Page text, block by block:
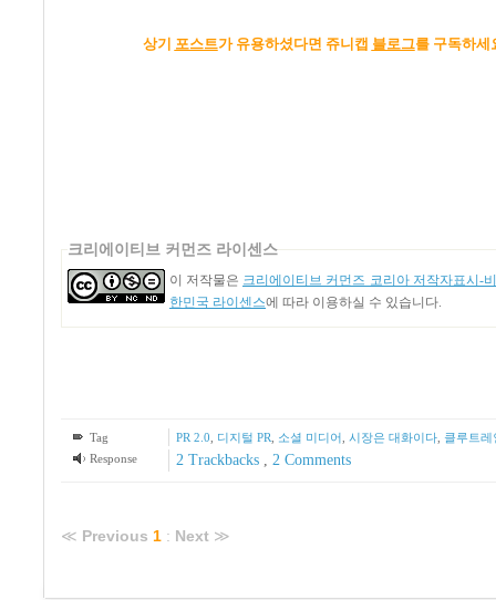
상기 포스트가 유용하셨다면 쥬니캡 블로그를 구독하세
크리에이티브 커먼즈 라이센스
이 저작물은 크리에이티브 커먼즈 코리아 저작자표시-
한민국 라이센스에 따라 이용하실 수 있습니다.
Tag PR 2.0 디지털 PR 소셜 미디어 시장은 대화이다, 클루트레
Response
2Trackbacks , 2Comments
≪ Previous 1 : Next ≫